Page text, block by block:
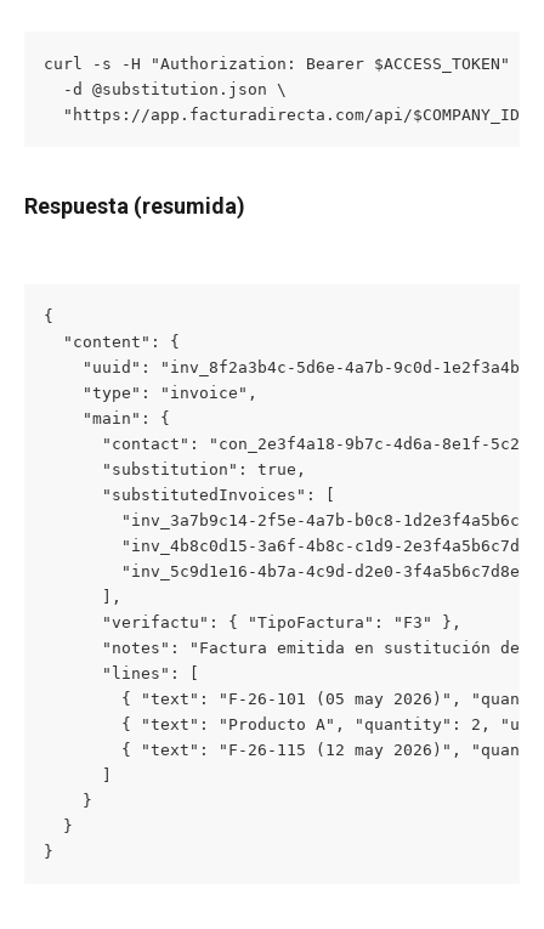
curl -s -H "Authorization: Bearer
  -d @substitution.json \
"https://app.facturadirecta.com/api/$COMPANY_ID/
Respuesta (resumida)
{
  "content": {
"uuid": "inv_8f2a3b4c-5d6e-4a7b-9c0d-
    "type": "invoice",
    "main": {
"contact": "con_2e3f4a18-9b7c-4d6a-8e1f-
      "substitution": true,
      "substitutedInvoices": [
        "inv_3a7b9c14-2f5e-4a7b-b0c8-1d2e3f4a5b6c",
        "inv_4b8c0d15-3a6f-4b8c-c1d9-2e3f4a5b6c7d",
        "inv_5c9d1e16-4b7a-4c9d-d2e0-3f4a5b6c7d8e"
      ],
      "verifactu": { "TipoFactura": "F3" },
"notes": "Factura emitida en sustitución de
      "lines": [
{ "text": "F-26-101 (05 may 2026)",
{ "text": "Producto A", "quantity": 2,
{ "text": "F-26-115 (12 may 2026)",
    }
  }
}